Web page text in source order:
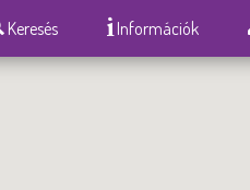
Keresés Információk